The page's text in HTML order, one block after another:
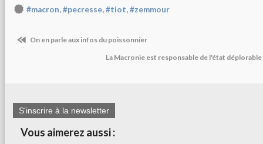
#macron,#pecresse,#tiot,#zemmour
On en parle aux infos du poissonnier
La Macronie est responsable de l'état
S'inscrire à la newsletter
Vous aimerez aussi :